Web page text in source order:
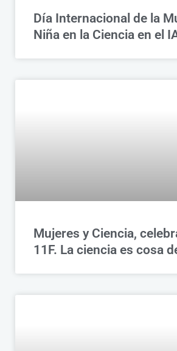
Día Internacional de la
Niña en la Ciencia en el
Mujeres y Ciencia,
11F. La ciencia es cosa